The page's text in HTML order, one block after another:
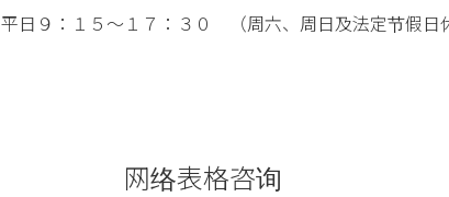
平日９：１５～１７：３０ （周六、周日及法定节假日
网络表格咨询